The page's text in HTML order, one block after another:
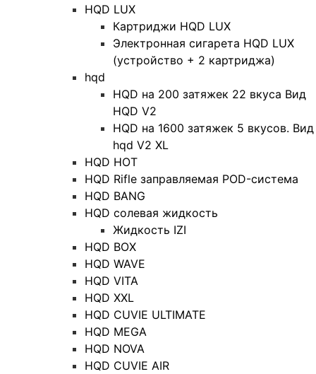
HQD LUX
Картриджи HQD LUX
Электронная сигарета HQD LUX
(устройство + 2 картриджа)
hqd
HQD на 200 затяжек 22 вкуса Вид
HQD V2
HQD на 1600 затяжек 5 вкусов. Вид
hqd V2 XL
HQD HOT
HQD Rifle заправляемая POD-система
HQD BANG
HQD солевая жидкость
Жидкость IZI
HQD BOX
HQD WAVE
HQD VITA
HQD XXL
HQD CUVIE ULTIMATE
HQD MEGA
HQD NOVA
HQD CUVIE AIR